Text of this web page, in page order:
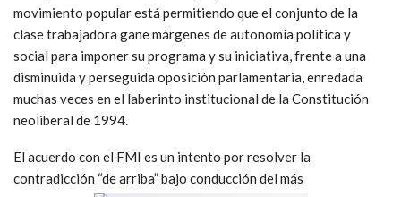
movimiento popular está permitiendo que el conjunto de la
clase trabajadora gane márgenes de autonomía política y
social para imponer su programa y su iniciativa, frente a una
disminuida y perseguida oposición parlamentaria, enredada
muchas veces en el laberinto institucional de la Constitución
neoliberal de 1994.
El acuerdo con el FMI es un intento por resolver la
contradicción “de arriba” bajo conducción del más